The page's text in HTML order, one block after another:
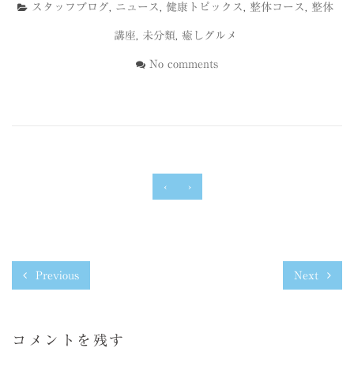
スタッフブログ, ニュース , 健康トピックス , 整体コース , 整体
講座, 未分類, 癒しグルメ
No comments
‹ ›
Previous Next
コメントを残す